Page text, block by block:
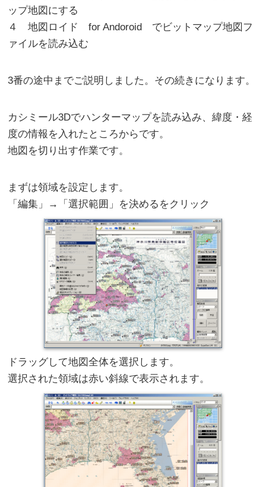
ップ地図にする
４ 地図ロイド for Andoroid でビットマップ地図フ
ァイルを読み込む
3番の途中までご説明しました。その続きになります。
カシミール3Dでハンターマップを読み込み、緯度・経
度の情報を入れたところからです。
地図を切り出す作業です。
まずは領域を設定します。
「編集」→「選択範囲」を決めるをクリック
ドラッグして地図全体を選択します。
選択された領域は赤い斜線で表示されます。